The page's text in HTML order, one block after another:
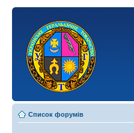
Список форумів